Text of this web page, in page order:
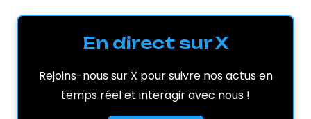
En direct sur X
Rejoins-nous sur X pour suivre nos actus en
temps réel et interagir avec nous !